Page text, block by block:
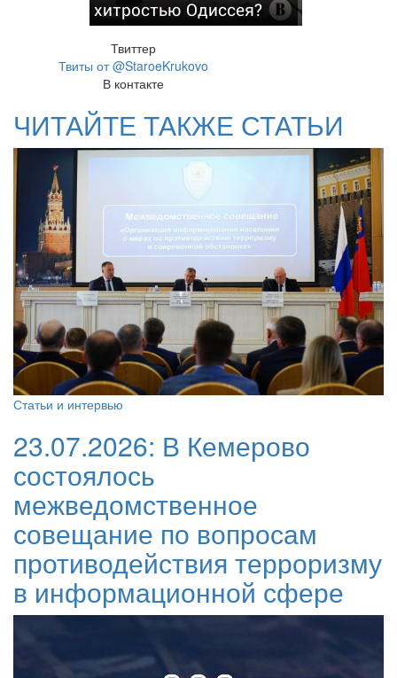
хитростью Одиссея?
Твиттер
Твиты от @StaroeKrukovo
В контакте
ЧИТАЙТЕ ТАКЖЕ СТАТЬИ
Статьи и интервью
23.07.2026: В Кемерово
состоялось
межведомственное
совещание по вопросам
противодействия терроризму
в информационной сфере